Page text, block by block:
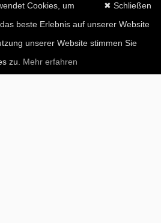
✖ Schließen
Cookies, um
beste Erlebnis auf unserer Website
unserer Website stimmen Sie
zu. Mehr erfahren